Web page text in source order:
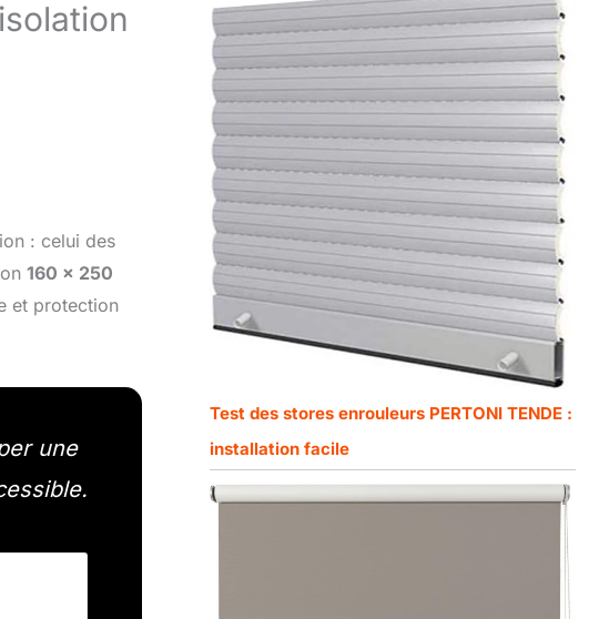
: celui des
160 x 250
et protection
une
Test des stores enrouleurs PERTONI TENDE :
installation facile